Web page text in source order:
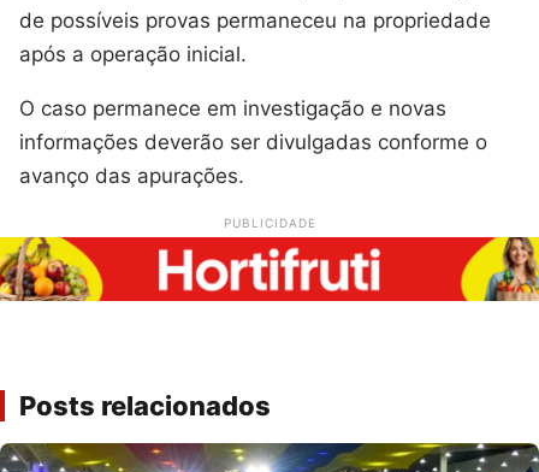
de possíveis provas permaneceu na propriedade
após a operação inicial.
O caso permanece em investigação e novas
informações deverão ser divulgadas conforme o
avanço das apurações.
PUBLICIDADE
Posts relacionados